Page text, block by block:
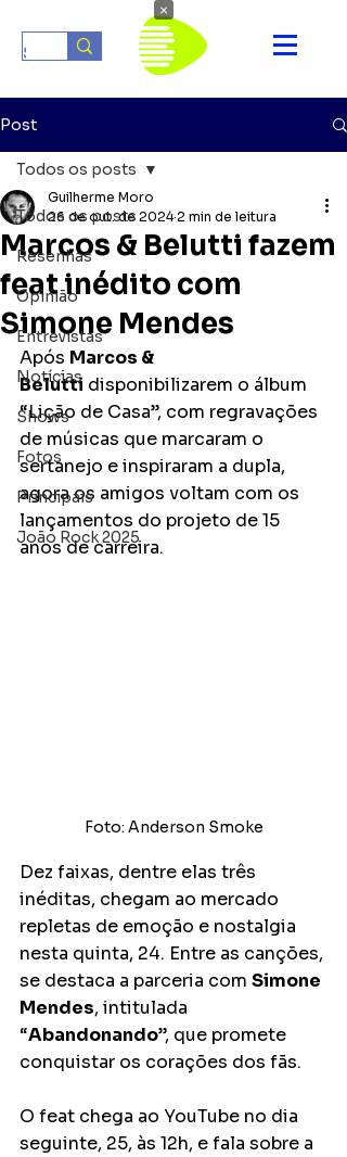
Post
Todos os posts
Resenhas
Opinião
Entrevistas
Notícias
Shows
Fotos
Principais
João Rock 2025
Todos os posts
Marcos & Belutti fazem
feat inédito com
Simone Mendes
Guilherme Moro
26 de out. de 2024 2 min de leitura
Após Marcos &
Belutti disponibilizarem o álbum
“Lição de Casa”, com regravações
de músicas que marcaram o
sertanejo e inspiraram a dupla,
agora os amigos voltam com os
lançamentos do projeto de 15
anos de carreira.
Foto: Anderson Smoke
Dez faixas, dentre elas três
inéditas, chegam ao mercado
repletas de emoção e nostalgia
nesta quinta, 24. Entre as canções,
se destaca a parceria com Simone
Mendes, intitulada
“Abandonando”, que promete
conquistar os corações dos fãs.
O feat chega ao YouTube no dia
seguinte, 25, às 12h, e fala sobre a
×